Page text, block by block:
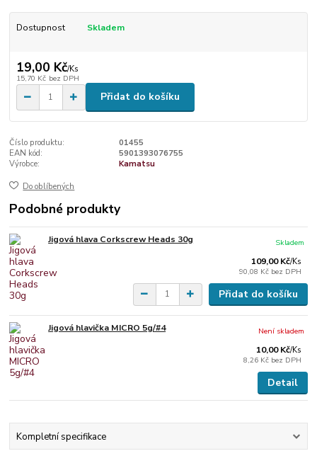
Dostupnost Skladem
19,00 Kč/Ks
15,70 Kč bez DPH
Přidat do košíku
Číslo produktu:
01455
EAN kód:
5901393076755
Výrobce:
Kamatsu
Do oblíbených
Podobné produkty
Jigová hlava Corkscrew Heads 30g
109,00 Kč/Ks
90,08 Kč bez DPH
Skladem
Přidat do košíku
Jigová hlavička MICRO 5g/#4
10,00 Kč/Ks
8,26 Kč bez DPH
Není skladem
Detail
Kompletní specifikace